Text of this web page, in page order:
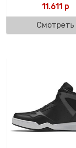
11.611 р
Смотреть